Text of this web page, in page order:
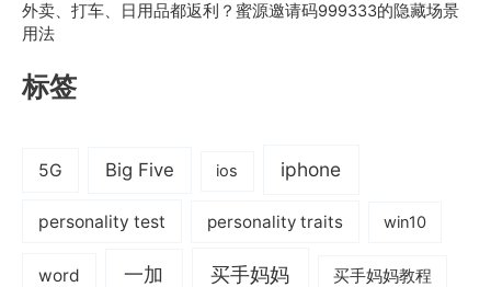
外卖、打车、日用品都返利？蜜源邀请码999333的隐藏场景
用法
标签
5G Big Five ios iphone
personality test personality traits win10
word 一加 买手妈妈 买手妈妈教程